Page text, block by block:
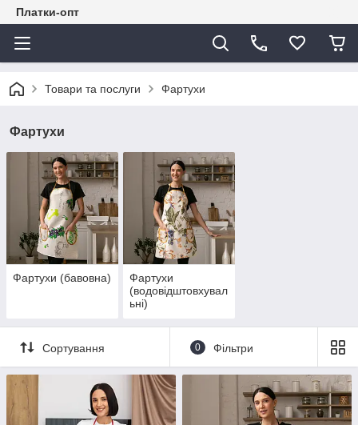
Платки-опт
Товари та послуги Фартухи
Фартухи
Фартухи (бавовна)
Фартухи
(водовідштовхувал
ьні)
Сортування 0 Фільтри